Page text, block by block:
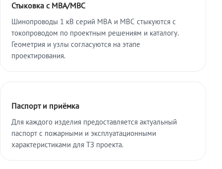
Стыковка с МВА/МВС
Шинопроводы 1 кВ серий МВА и МВС стыкуются с
токопроводом по проектным решениям и каталогу.
Геометрия и узлы согласуются на этапе
проектирования.
Паспорт и приёмка
Для каждого изделия предоставляется актуальный
паспорт с пожарными и эксплуатационными
характеристиками для ТЗ проекта.